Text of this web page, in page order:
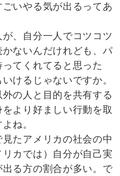
いやる気が出るってあ
、自分一人でコツコツ
ないんだけれども、パ
てくれてると思った
けるじゃないですか。
の人と目的を共有する
より好ましい行動を取
ね。
たアメリカの社会の中
カでは）自分が自己実
る方の割合が多い。で